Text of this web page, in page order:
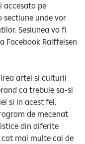
accesata pe
unde vor
Sesiunea va fi
Facebook Raiffeisen
artei si culturii
ca trebuie sa-si
si in acest fel.
de mecenat
din diferite
cat mai multe cai de